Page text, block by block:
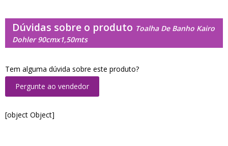
Dúvidas sobre o produto Toalha De Banho Kairo
Dohler 90cmx1,50mts
Tem alguma dúvida sobre este produto?
Pergunte ao vendedor
[object Object]